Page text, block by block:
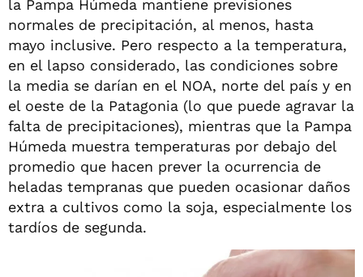
la Pampa Húmeda mantiene previsiones
normales de precipitación, al menos, hasta
mayo inclusive. Pero respecto a la temperatura,
en el lapso considerado, las condiciones sobre
la media se darían en el NOA, norte del país y en
el oeste de la Patagonia (lo que puede agravar la
falta de precipitaciones), mientras que la Pampa
Húmeda muestra temperaturas por debajo del
promedio que hacen prever la ocurrencia de
heladas tempranas que pueden ocasionar daños
extra a cultivos como la soja, especialmente los
tardíos de segunda.